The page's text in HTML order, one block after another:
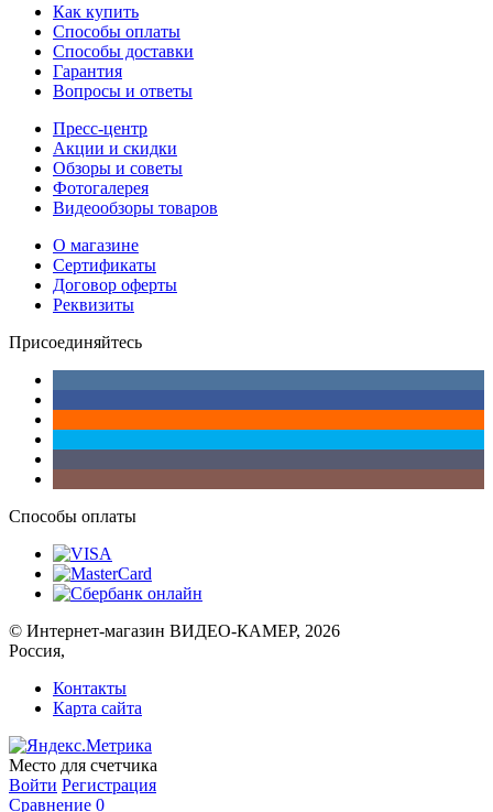
Как купить
Способы оплаты
Способы доставки
Гарантия
Вопросы и ответы
Пресс-центр
Акции и скидки
Обзоры и советы
Фотогалерея
Видеообзоры товаров
О магазине
Сертификаты
Договор оферты
Реквизиты
Присоединяйтесь
Способы оплаты
© Интернет-магазин ВИДЕО-КАМЕР, 2026
Россия,
Контакты
Карта сайта
Место для счетчика
Войти Регистрация
Сравнение 0